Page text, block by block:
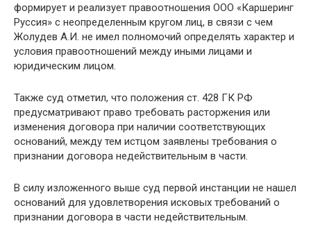
формирует и реализует правоотношения ООО «Каршеринг
Руссия» с неопределенным кругом лиц, в связи с чем
Жолудев А.И. не имел полномочий определять характер и
условия правоотношений между иными лицами и
юридическим лицом.
Также суд отметил, что положения ст. 428 ГК РФ
предусматривают право требовать расторжения или
изменения договора при наличии соответствующих
оснований, между тем истцом заявлены требования о
признании договора недействительным в части.
В силу изложенного выше суд первой инстанции не нашел
оснований для удовлетворения исковых требований о
признании договора в части недействительным.